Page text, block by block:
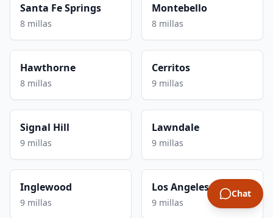
Santa Fe Springs
8 millas
Montebello
8 millas
Hawthorne
8 millas
Cerritos
9 millas
Signal Hill
9 millas
Lawndale
9 millas
Inglewood
9 millas
Los Angeles
9 millas
Chat